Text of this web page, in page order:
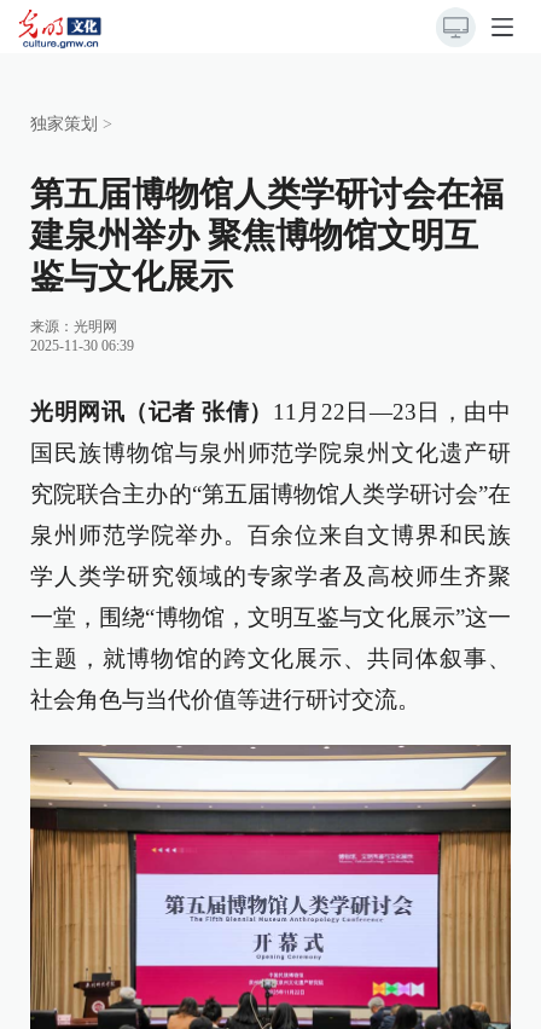
独家策划 >
第五届博物馆人类学研讨会在福
建泉州举办 聚焦博物馆文明互
鉴与文化展示
来源： 光明网
2025-11-30 06:39
光明网讯（记者 张倩） 11月22日—23日，由中
国民族博物馆与泉州师范学院泉州文化遗产研
究院联合主办的“第五届博物馆人类学研讨会”在
泉州师范学院举办。百余位来自文博界和民族
学人类学研究领域的专家学者及高校师生齐聚
一堂，围绕“博物馆，文明互鉴与文化展示”这一
主题，就博物馆的跨文化展示、共同体叙事、
社会角色与当代价值等进行研讨交流。